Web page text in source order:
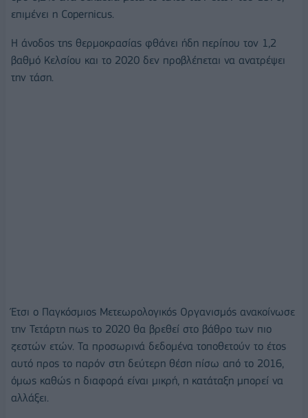
επιμένει η Copernicus.
Η άνοδος της θερμοκρασίας φθάνει ήδη περίπου τον 1,2
βαθμό Κελσίου και το 2020 δεν προβλέπεται να ανατρέψει
την τάση.
Έτσι ο Παγκόσμιος Μετεωρολογικός Οργανισμός ανακοίνωσε
την Τετάρτη πως το 2020 θα βρεθεί στο βάθρο των πιο
ζεστών ετών. Τα προσωρινά δεδομένα τοποθετούν το έτος
αυτό προς το παρόν στη δεύτερη θέση πίσω από το 2016,
όμως καθώς η διαφορά είναι μικρή, η κατάταξη μπορεί να
αλλάξει.